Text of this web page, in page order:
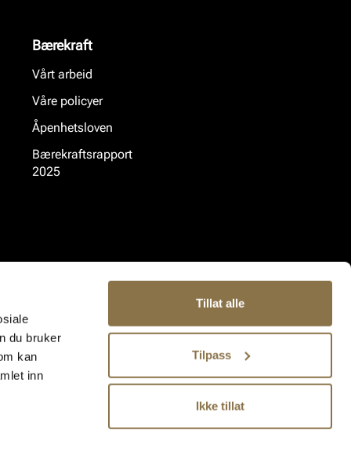
du bruker
kan
inn
Tillat alle
Tilpass
Ikke tillat
Bærekraft
Vårt arbeid
Våre policyer
Åpenhetsloven
Bærekraftsrapport
2025